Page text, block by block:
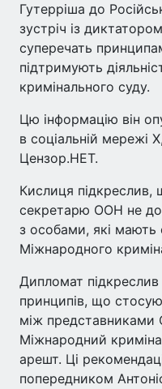
Гутерріша до
зустріч із
суперечать принципам
підтримують
кримінального суду.
Цю інформацію він
в соціальній мережі
Цензор.НЕТ.
Кислиця підкреслив,
секретарю ООН не
з особами, які
Міжнародного
Дипломат підкреслив
принципів, що
між
Міжнародний
арешт. Ці
попередником